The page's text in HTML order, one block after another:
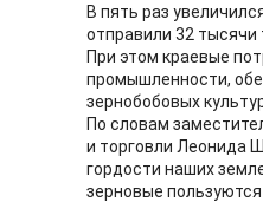
В пять раз
отправили 32 тысячи
При этом краевые
промышленности,
зернобобовых
По словам
и торговли Леонида
гордости наших
зерновые